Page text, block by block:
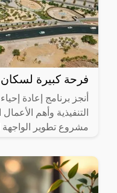
فرحة كبيرة لسكان
أنجز برنامج إعادة
التنفيذية وأهم